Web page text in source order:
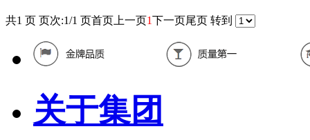
共1 页 页次:1/1 页首页 上一页1下一页尾页 转到
关于集团